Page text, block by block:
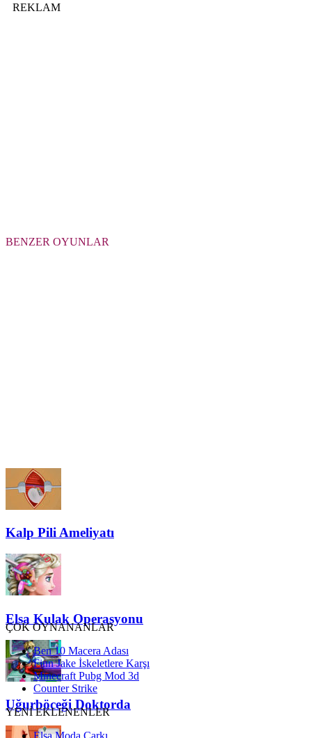
REKLAM
BENZER OYUNLAR
Kalp Pili Ameliyatı
Elsa Kulak Operasyonu
Uğurböceği Doktorda
ÇOK OYNANANLAR
Ben 10 Macera Adası
Finn Jake İskeletlere Karşı
Minecraft Pubg Mod 3d
Counter Strike
YENİ EKLENENLER
Elsa Moda Çarkı